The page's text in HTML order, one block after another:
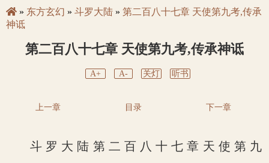
» 东方玄幻 » 斗罗大陆 » 第二百八十七章 天使第九考,传承
神诋
第二百八十七章 天使第九考,传承神诋
A+ A- 关灯 听书
上一章 目录 下一章
斗罗大陆第二百八十七章天使第九